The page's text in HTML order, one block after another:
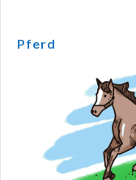
Pferd